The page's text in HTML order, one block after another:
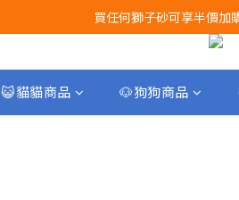
Airbuggy 全線現貨8折！
買任何獅子砂可享半價加
Airbuggy 全線現貨8折！
😺貓貓商品 🐶狗狗商品